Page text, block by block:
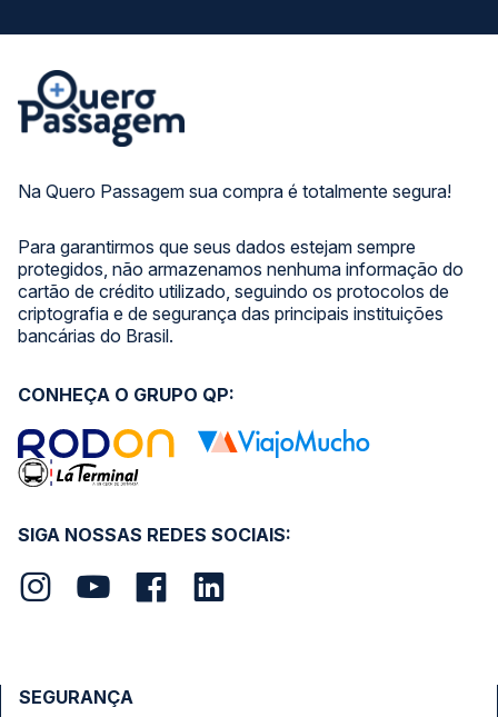
Na Quero Passagem sua compra é totalmente segura!
Para garantirmos que seus dados estejam sempre
protegidos, não armazenamos nenhuma informação do
cartão de crédito utilizado, seguindo os protocolos de
criptografia e de segurança das principais instituições
bancárias do Brasil.
SIGA NOSSAS REDES SOCIAIS:
CONHEÇA O GRUPO QP:
SEGURANÇA